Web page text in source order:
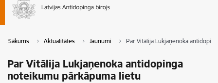
Sākums Aktualitātes Jaunumi Par Vitālija Lukjaņenoka
Par Vitālija Lukjaņenoka antidopinga
noteikumu pārkāpuma lietu